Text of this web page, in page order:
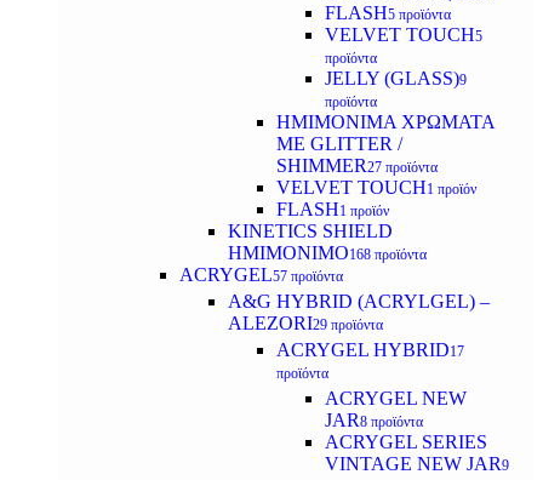
FLASH5 προϊόντα
VELVET TOUCH5
προϊόντα
JELLY (GLASS)9
προϊόντα
ΗΜΙΜΟΝΙΜA ΧΡΩΜΑΤΑ
ΜΕ GLITTER /
SHIMMER27 προϊόντα
VELVET TOUCH1 προϊόν
FLASH1 προϊόν
KINETICS SHIELD
ΗΜΙΜΟΝΙΜΟ168 προϊόντα
ACRYGEL57 προϊόντα
A&G HYBRID (ACRYLGEL) –
ALEZORI29 προϊόντα
ACRYGEL HYBRID17
προϊόντα
ACRYGEL NEW
JAR8 προϊόντα
ACRYGEL SERIES
VINTAGE NEW JAR9